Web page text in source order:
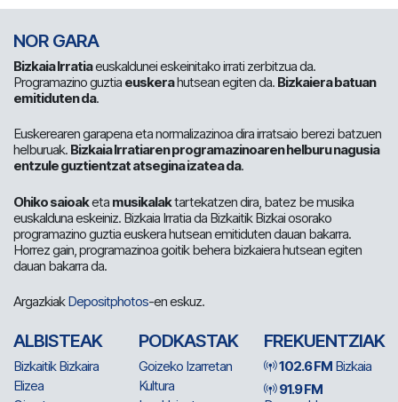
NOR GARA
Bizkaia Irratiaeuskaldunei eskeinitako irrati zerbitzua da.
Programazino guztia euskerahutsean egiten da. Bizkaiera batuan
emitiduten da.
Euskerearen garapena eta normalizazinoa dira irratsaio berezi batzuen
helburuak. Bizkaia Irratiaren programazinoaren helburu nagusia
entzule guztientzat atsegina izatea da.
Ohiko saioaketa musikalaktartekatzen dira, batez be musika
euskalduna eskeiniz. Bizkaia Irratia da Bizkaitik Bizkai osorako
programazino guztia euskera hutsean emitiduten dauan bakarra.
Horrez gain, programazinoa goitik behera bizkaiera hutsean egiten
dauan bakarra da.
ArgazkiakDepositphotos-en eskuz.
ALBISTEAK
Bizkaitik Bizkaira
Elizea
PODKASTAK
Goizeko Izarretan
Kultura
FREKUENTZIAK
102.6 FM Bizkaia
91.9 FM